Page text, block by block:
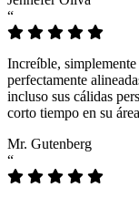
“
Increíble,
perfectamente
incluso sus cálidas
corto tiempo en su
Mr. Gutenberg
“